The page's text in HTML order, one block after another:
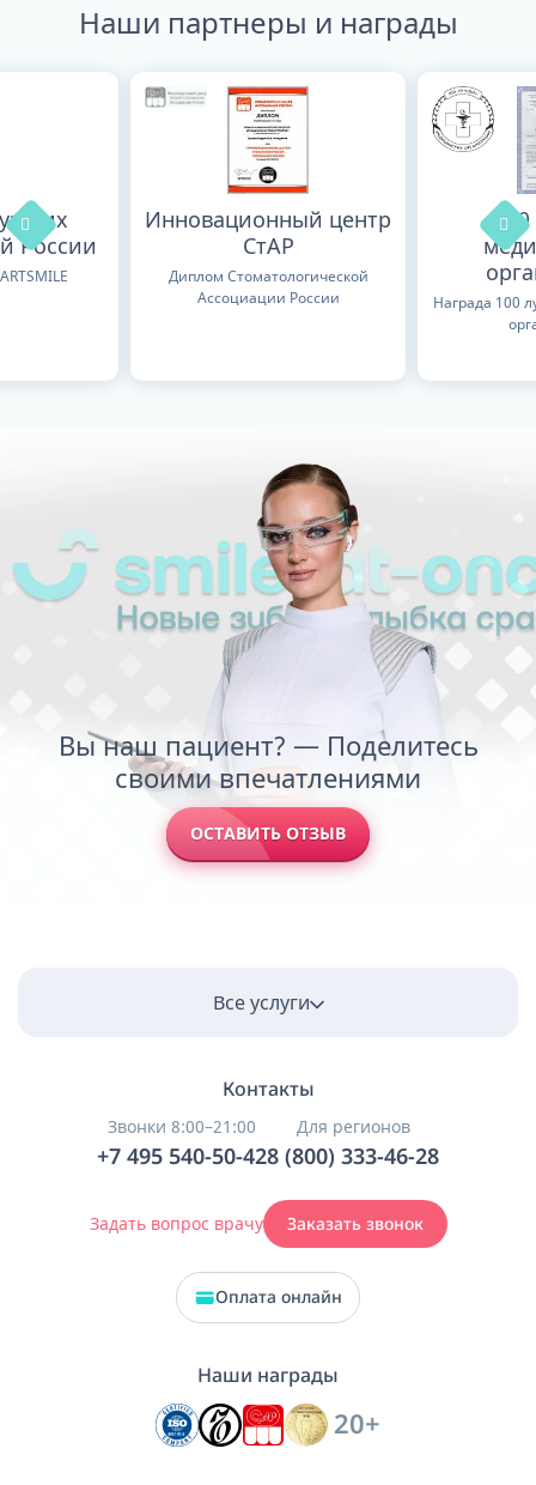
Наши партнеры и награды
России
Инновационный центр
СтАР
Диплом Стоматологической
Ассоциации России
Награда 100
Вы наш пациент? — Поделитесь
своими впечатлениями
ОСТАВИТЬ ОТЗЫВ
Все услуги
Контакты
Звонки 8:00–21:00
+7 495 540-50-42
Для регионов
8 (800) 333-46-28
Задать вопрос врачу Заказать звонок
Оплата онлайн
Наши награды
20+